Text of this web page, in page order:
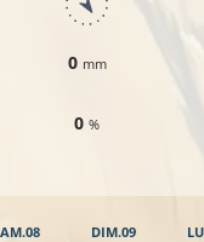
0 mm
0%
DIM.09